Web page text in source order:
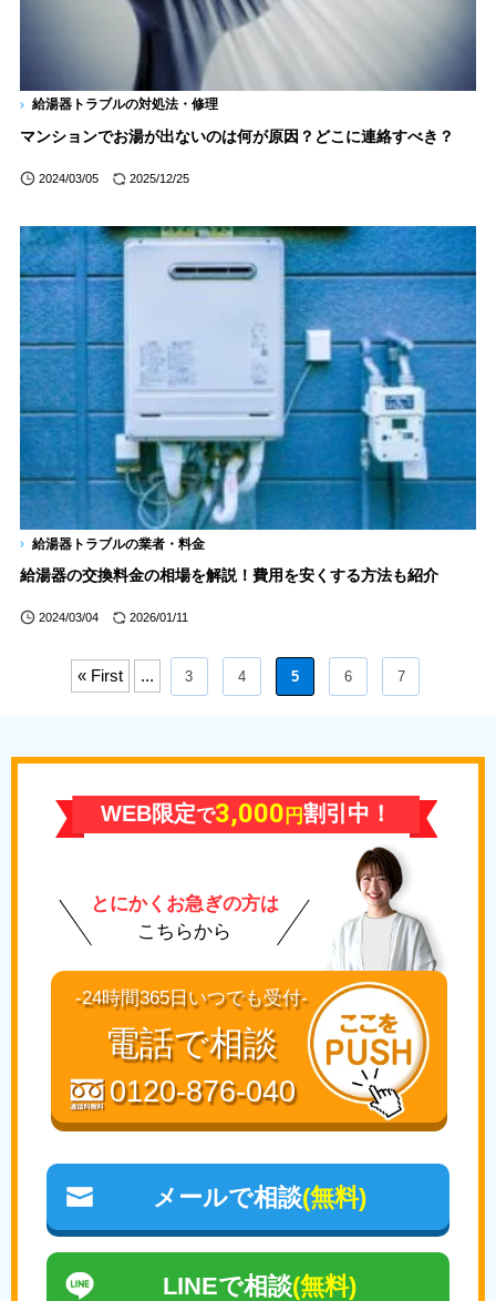
給湯器トラブルの対処法・修理
マンションでお湯が出ないのは何が原因？どこに連絡すべき？
2024/03/05 2025/12/25
給湯器トラブルの業者・料金
給湯器の交換料金の相場を解説！費用を安くする方法も紹介
2024/03/04 2026/01/11
« First ... 3 4 5 6 7
WEB限定で3,000 円割引中！
とにかくお急ぎの方は
こちらから
-24時間365日いつでも受付-
電話で相談
0120-876-040
メールで相談(無料)
LINEで相談(無料)